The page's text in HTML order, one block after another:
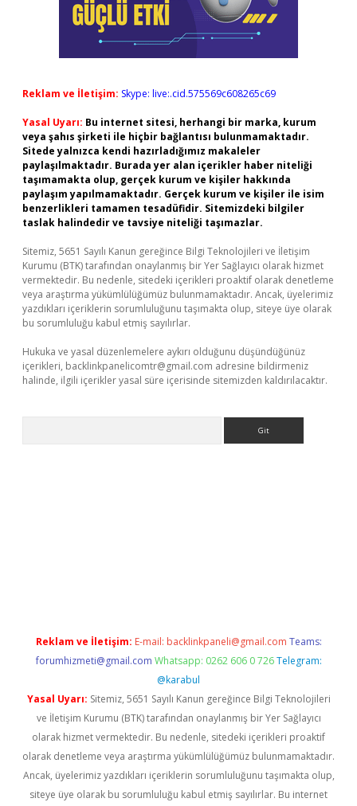
Reklam ve İletişim: Skype: live:.cid.575569c608265c69
Yasal Uyarı: Bu internet sitesi, herhangi bir marka, kurum
veya şahıs şirketi ile hiçbir bağlantısı bulunmamaktadır.
Sitede yalnızca kendi hazırladığımız makaleler
paylaşılmaktadır. Burada yer alan içerikler haber niteliği
taşımamakta olup, gerçek kurum ve kişiler hakkında
paylaşım yapılmamaktadır. Gerçek kurum ve kişiler ile isim
benzerlikleri tamamen tesadüfidir. Sitemizdeki bilgiler
taslak halindedir ve tavsiye niteliği taşımazlar.
Sitemiz, 5651 Sayılı Kanun gereğince Bilgi Teknolojileri ve İletişim
Kurumu (BTK) tarafından onaylanmış bir Yer Sağlayıcı olarak hizmet
vermektedir. Bu nedenle, sitedeki içerikleri proaktif olarak denetleme
veya araştırma yükümlülüğümüz bulunmamaktadır. Ancak, üyelerimiz
yazdıkları içeriklerin sorumluluğunu taşımakta olup, siteye üye olarak
bu sorumluluğu kabul etmiş sayılırlar.
Hukuka ve yasal düzenlemelere aykırı olduğunu düşündüğünüz
içerikleri, backlinkpanelicomtr@gmail.com adresine bildirmeniz
halinde, ilgili içerikler yasal süre içerisinde sitemizden kaldırılacaktır.
Reklam ve İletişim: E-mail: backlinkpaneli@gmail.com Teams:
forumhizmeti@gmail.com Whatsapp: 0262 606 0 726 Telegram:
@karabul
Yasal Uyarı: Sitemiz, 5651 Sayılı Kanun gereğince Bilgi Teknolojileri
ve İletişim Kurumu (BTK) tarafından onaylanmış bir Yer Sağlayıcı
olarak hizmet vermektedir. Bu nedenle, sitedeki içerikleri proaktif
olarak denetleme veya araştırma yükümlülüğümüz bulunmamaktadır.
Ancak, üyelerimiz yazdıkları içeriklerin sorumluluğunu taşımakta olup,
siteye üye olarak bu sorumluluğu kabul etmiş sayılırlar. Bu internet